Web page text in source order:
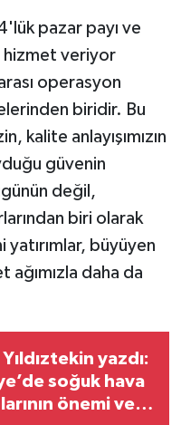
pazar payı ve
hizmet veriyor
operasyon
biridir. Bu
kalite anlayışımızın
güvenin
değil,
biri olarak
büyüyen
daha da
yazdı:
soğuk hava
önemi ve